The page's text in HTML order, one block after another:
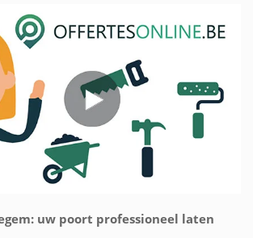
uw poort professioneel laten